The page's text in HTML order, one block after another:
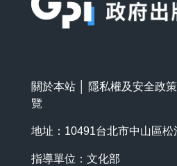
關於本站 隱私權及安全政策
覽
地址：10491台北市中山區松
指導單位：文化部